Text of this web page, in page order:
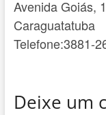
Avenida Goiás,
Caraguatatuba
Telefone:3881-
Deixe um